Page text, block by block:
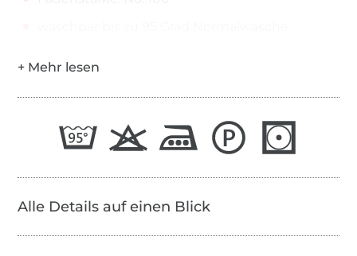
Alle Details auf einen Blick